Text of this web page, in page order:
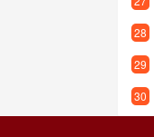
28
29
30